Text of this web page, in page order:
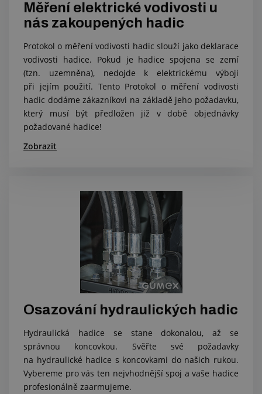
Měření elektrické vodivosti u
nás zakoupených hadic
Protokol o měření vodivosti hadic slouží jako deklarace
vodivosti hadice. Pokud je hadice spojena se zemí
(tzn. uzemněna), nedojde k elektrickému výboji
při jejím použití. Tento Protokol o měření vodivosti
hadic dodáme zákazníkovi na základě jeho požadavku,
který musí být předložen již v době objednávky
požadované hadice!
Zobrazit
Osazování hydraulických hadic
Hydraulická hadice se stane dokonalou, až se
správnou koncovkou. Svěřte své požadavky
na hydraulické hadice s koncovkami do našich rukou.
Vybereme pro vás ten nejvhodnější spoj a vaše hadice
profesionálně zaarmujeme.